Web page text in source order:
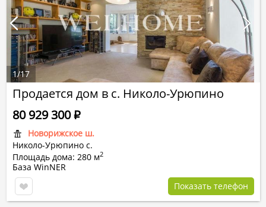
Продается дом в с. Николо-Урюпино
Новорижское ш.
Николо-Урюпино с.
Площадь дома: 280 м2
80 929 300Р
База WinNER
Показать телефон
1/17